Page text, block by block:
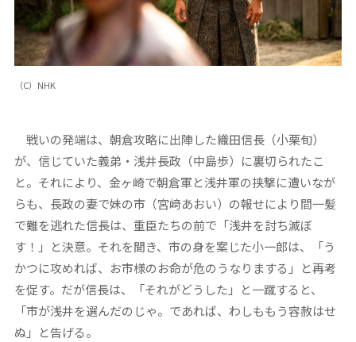
（C）NHK
戦いの発端は、朝倉攻略に出陣した織田信長（小栗旬）
が、信じていた義弟・浅井長政（中島歩）に裏切られたこ
と。それにより、金ヶ崎で朝倉軍と浅井軍の挟撃に遭いなが
らも、長政の妻で妹の市（宮﨑あおい）の報せにより間一髪
で難を逃れた信長は、重臣たちの前で「浅井を討ち滅ぼ
す！」と決意。それを聞き、市の身を案じた小一郎は、「う
かつに攻めれば、お市様のお命が危のうなりまする」と再考
を促す。だが信長は、「それがどうした」と一蹴すると、
「市が浅井を選んだのじゃ。であれば、わしももう容赦はせ
ぬ」と告げる。